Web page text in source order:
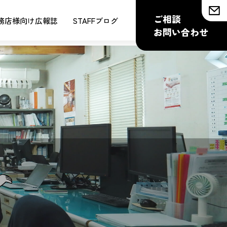
店様向け広報誌 STAFFブログ
ご相談
お問い合わせ